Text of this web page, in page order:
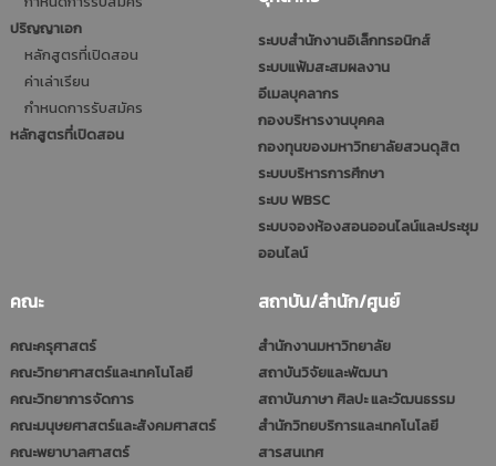
ปริญญาเอก
หลักสูตรที่เปิดสอน
ค่าเล่าเรียน
กำหนดการรับสมัคร
หลักสูตรที่เปิดสอน
ระบบสำนักงานอิเล็กทรอนิกส์
ระบบแฟ้มสะสมผลงาน
อีเมลบุคลากร
กองบริหารงานบุคคล
กองทุนของมหาวิทยาลัยสวนดุสิต
ระบบบริหารการศึกษา
ระบบ WBSC
ระบบจองห้องสอนออนไลน์และประชุม
ออนไลน์
คณะ
คณะครุศาสตร์
คณะวิทยาศาสตร์และเทคโนโลยี
คณะวิทยาการจัดการ
คณะมนุษยศาสตร์และสังคมศาสตร์
คณะพยาบาลศาสตร์
สถาบัน/สำนัก/ศูนย์
สำนักงานมหาวิทยาลัย
สถาบันวิจัยและพัฒนา
สถาบันภาษา ศิลปะ และวัฒนธรรม
สำนักวิทยบริการและเทคโนโลยี
สารสนเทศ